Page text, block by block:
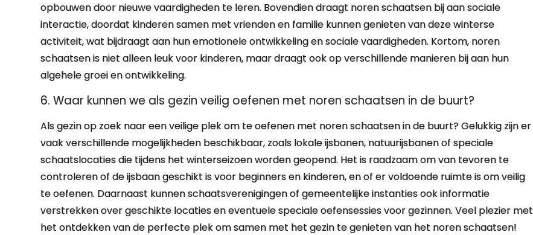
opbouwen door nieuwe vaardigheden te leren. Bovendien draagt noren schaatsen bij aan sociale
interactie, doordat kinderen samen met vrienden en familie kunnen genieten van deze winterse
activiteit, wat bijdraagt aan hun emotionele ontwikkeling en sociale vaardigheden. Kortom, noren
schaatsen is niet alleen leuk voor kinderen, maar draagt ook op verschillende manieren bij aan hun
algehele groei en ontwikkeling.
6. Waar kunnen we als gezin veilig oefenen met noren schaatsen in de buurt?
Als gezin op zoek naar een veilige plek om te oefenen met noren schaatsen in de buurt? Gelukkig zijn er
vaak verschillende mogelijkheden beschikbaar, zoals lokale ijsbanen, natuurijsbanen of speciale
schaatslocaties die tijdens het winterseizoen worden geopend. Het is raadzaam om van tevoren te
controleren of de ijsbaan geschikt is voor beginners en kinderen, en of er voldoende ruimte is om veilig
te oefenen. Daarnaast kunnen schaatsverenigingen of gemeentelijke instanties ook informatie
verstrekken over geschikte locaties en eventuele speciale oefensessies voor gezinnen. Veel plezier met
het ontdekken van de perfecte plek om samen met het gezin te genieten van het noren schaatsen!